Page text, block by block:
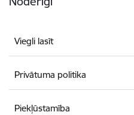
Viegli lasīt
Privātuma politika
Piekļūstamība